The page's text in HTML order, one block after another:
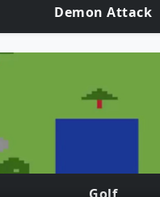
Demon Attack